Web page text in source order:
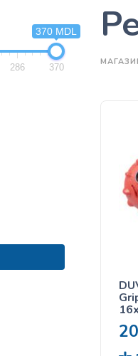
370 MDL
286 370